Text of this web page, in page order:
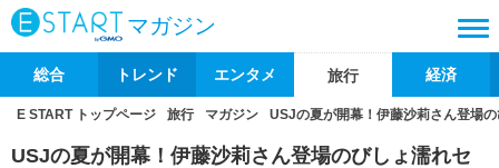
マガジン
総合 トレンド エンタメ 旅行 経済
E START トップページ 旅行 マガジン USJの夏が開幕！伊藤沙莉さん登場
USJの夏が開幕！伊藤沙莉さん登場のびしょ濡れセ